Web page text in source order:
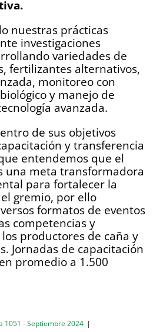
nuestras prácticas
investigaciones
variedades de
fertilizantes alternativos,
monitoreo con
y manejo de
avanzada.
de sus objetivos
y transferencia
entendemos que el
una meta transformadora
para fortalecer la
gremio, por ello
formatos de eventos
competencias y
productores de caña y
Jornadas de capacitación
promedio a 1.500
1051 - Septiembre 2024 |